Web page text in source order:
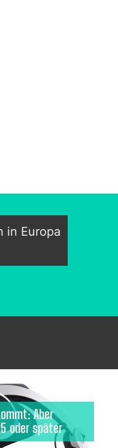
in Europa
Aber
oder später